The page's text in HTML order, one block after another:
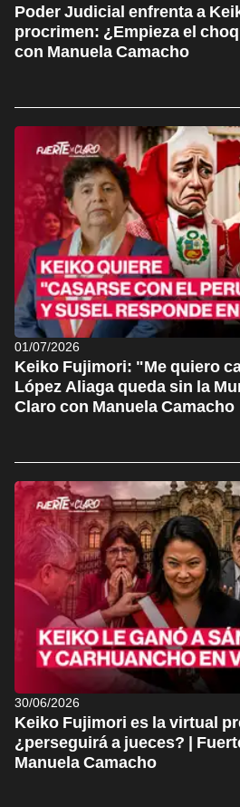
Poder Judicial enfrenta a
procrimen: ¿Empieza el
con Manuela Camacho
01/07/2026
Keiko Fujimori: "Me quiero
López Aliaga queda sin la
Claro con Manuela Camacho
30/06/2026
Keiko Fujimori es la virtual
¿perseguirá a jueces? |
Manuela Camacho